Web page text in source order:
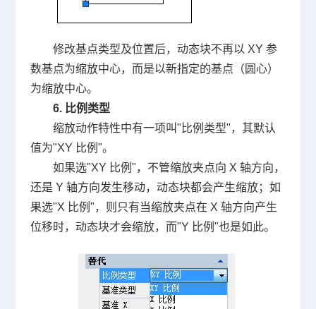
修改基点类型及位置后，动态块不再以 XY 参
数基点为缩放中心，而是以新指定的基点（圆心）
为缩放中心。
6. 比例类型
缩放动作特性中有一项叫"比例类型"，其默认
值为"XY 比例"。
如果选"XY 比例"，不管缩放夹点向 X 轴方向，
还是 Y 轴方向发生移动，动态块都会产生缩放；如
果选"X 比例"，则只有当缩放夹点在 X 轴方向产生
位移时，动态块才会缩放，而"Y 比例"也是如此。